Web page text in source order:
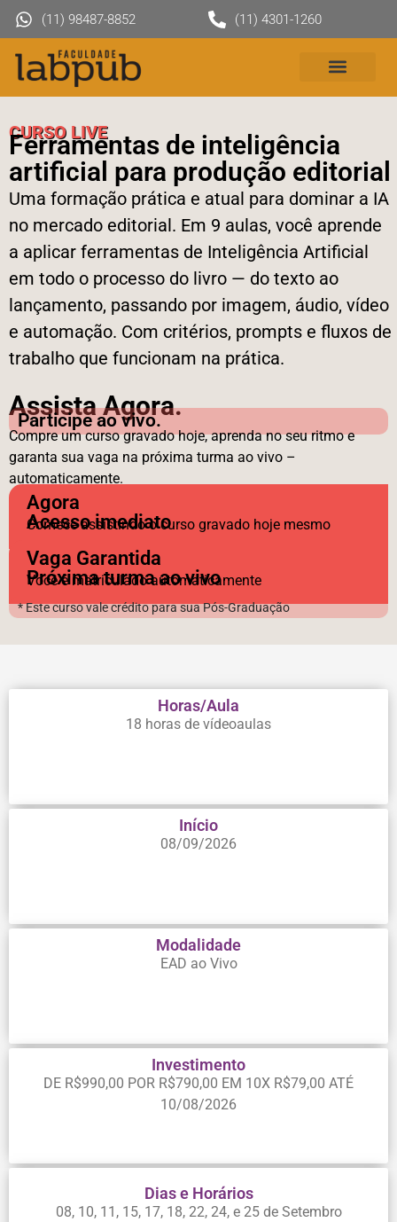
(11) 98487-8852 (11) 4301-1260
CURSO LIVE
Ferramentas de inteligência
artificial para produção editorial
Uma formação prática e atual para dominar a IA
no mercado editorial. Em 9 aulas, você aprende
a aplicar ferramentas de Inteligência Artificial
em todo o processo do livro — do texto ao
lançamento, passando por imagem, áudio, vídeo
e automação. Com critérios, prompts e fluxos de
trabalho que funcionam na prática.
Assista Agora.
Participe ao vivo.
Compre um curso gravado hoje, aprenda no seu ritmo e
garanta sua vaga na próxima turma ao vivo –
automaticamente.
Agora
Acesso imediato
Comece assistindo o curso gravado hoje mesmo
Vaga Garantida
Próxima turma ao vivo
Você é matriculado automaticamente
* Este curso vale crédito para sua Pós-Graduação
Horas/Aula
18 horas de vídeoaulas
Início
08/09/2026
Modalidade
EAD ao Vivo
Investimento
DE R$990,00 POR R$790,00 EM 10X R$79,00 ATÉ
10/08/2026
Dias e Horários
08, 10, 11, 15, 17, 18, 22, 24, e 25 de Setembro